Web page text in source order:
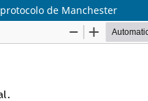
de Manchester